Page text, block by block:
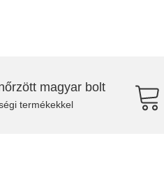
magyar bolt
termékekkel